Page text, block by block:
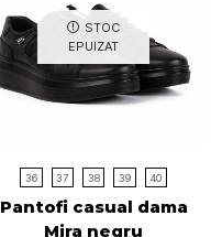
STOC
EPUIZAT
36 37 38 39 40
Pantofi casual dama
Mira negru